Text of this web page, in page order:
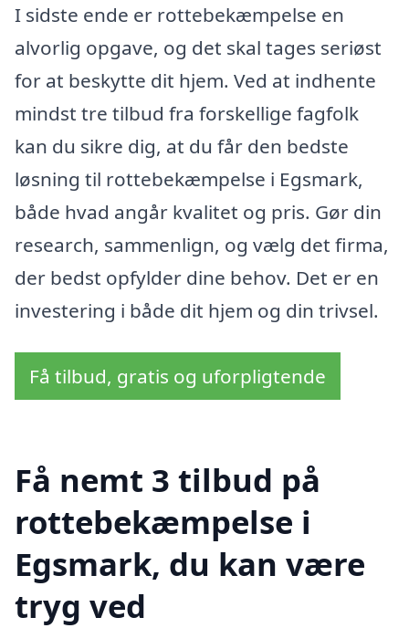
I sidste ende er rottebekæmpelse en
alvorlig opgave, og det skal tages seriøst
for at beskytte dit hjem. Ved at indhente
mindst tre tilbud fra forskellige fagfolk
kan du sikre dig, at du får den bedste
løsning til rottebekæmpelse i Egsmark,
både hvad angår kvalitet og pris. Gør din
research, sammenlign, og vælg det firma,
der bedst opfylder dine behov. Det er en
investering i både dit hjem og din trivsel.
Få tilbud, gratis og uforpligtende
Få nemt 3 tilbud på
rottebekæmpelse i
Egsmark, du kan være
tryg ved